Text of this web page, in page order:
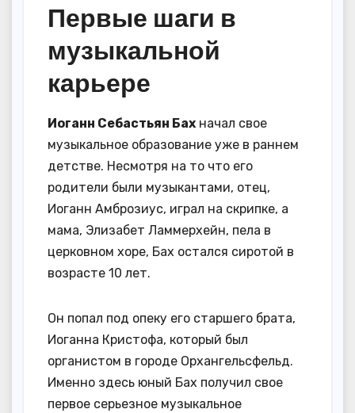
Первые шаги в
музыкальной
карьере
Иоганн Себастьян Бах начал свое
музыкальное образование уже в раннем
детстве. Несмотря на то что его
родители были музыкантами, отец,
Иоганн Амброзиус, играл на скрипке, а
мама, Элизабет Ламмерхейн, пела в
церковном хоре, Бах остался сиротой в
возрасте 10 лет.
Он попал под опеку его старшего брата,
Иоганна Кристофа, который был
органистом в городе Орхангельсфельд.
Именно здесь юный Бах получил свое
первое серьезное музыкальное